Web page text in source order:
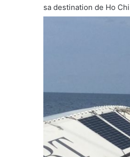
sa destination de Ho